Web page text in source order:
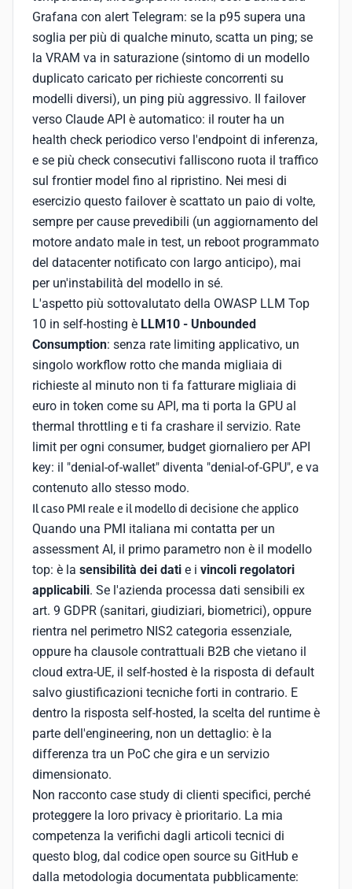
Grafana con alert Telegram: se la p95 supera una
soglia per più di qualche minuto, scatta un ping; se
la VRAM va in saturazione (sintomo di un modello
duplicato caricato per richieste concorrenti su
modelli diversi), un ping più aggressivo. Il failover
verso Claude API è automatico: il router ha un
health check periodico verso l'endpoint di inferenza,
e se più check consecutivi falliscono ruota il traffico
sul frontier model fino al ripristino. Nei mesi di
esercizio questo failover è scattato un paio di volte,
sempre per cause prevedibili (un aggiornamento del
motore andato male in test, un reboot programmato
del datacenter notificato con largo anticipo), mai
per un'instabilità del modello in sé.
L'aspetto più sottovalutato della OWASP LLM Top
10 in self-hosting è LLM10 - Unbounded
Consumption: senza rate limiting applicativo, un
singolo workflow rotto che manda migliaia di
richieste al minuto non ti fa fatturare migliaia di
euro in token come su API, ma ti porta la GPU al
thermal throttling e ti fa crashare il servizio. Rate
limit per ogni consumer, budget giornaliero per API
key: il "denial-of-wallet" diventa "denial-of-GPU", e va
contenuto allo stesso modo.
Il caso PMI reale e il modello di decisione che applico
Quando una PMI italiana mi contatta per un
assessment AI, il primo parametro non è il modello
top: è la sensibilità dei dati e i vincoli regolatori
applicabili. Se l'azienda processa dati sensibili ex
art. 9 GDPR (sanitari, giudiziari, biometrici), oppure
rientra nel perimetro NIS2 categoria essenziale,
oppure ha clausole contrattuali B2B che vietano il
cloud extra-UE, il self-hosted è la risposta di default
salvo giustificazioni tecniche forti in contrario. E
dentro la risposta self-hosted, la scelta del runtime è
parte dell'engineering, non un dettaglio: è la
differenza tra un PoC che gira e un servizio
dimensionato.
Non racconto case study di clienti specifici, perché
proteggere la loro privacy è prioritario. La mia
competenza la verifichi dagli articoli tecnici di
questo blog, dal codice open source su GitHub e
dalla metodologia documentata pubblicamente: